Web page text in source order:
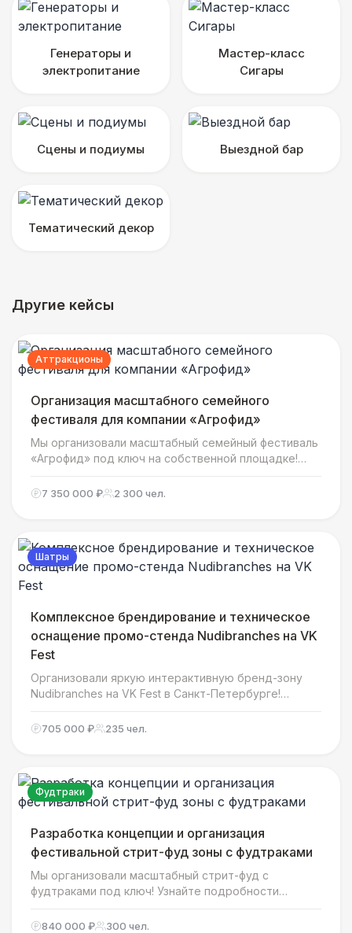
Генераторы и
электропитание
Мастер-класс
Сигары
Сцены и подиумы Выездной бар
Тематический декор
Другие кейсы
Аттракционы
Организация масштабного семейного
фестиваля для компании «Агрофид»
Мы организовали масштабный семейный фестиваль
«Агрофид» под ключ на собственной площадке!
особенности организации и как мы создали
7 350 000 ₽ 2 300 чел.
Шатры
Комплексное брендирование и техническое
оснащение промо-стенда Nudibranches на VK
Fest
Организовали яркую интерактивную бренд-зону
Nudibranches на VK Fest в Санкт-Петербурге!
атмосферу, обеспечили площадку шатрами и
705 000 ₽ 235 чел.
Фудтраки
Разработка концепции и организация
фестивальной стрит-фуд зоны с фудтраками
Мы организовали масштабный стрит-фуд с
фудтраками под ключ! Узнайте подробности
атмосферу настоящего гастрономического
840 000 ₽ 300 чел.